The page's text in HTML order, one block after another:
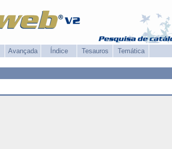
Avançada Índice Tesauros Temática